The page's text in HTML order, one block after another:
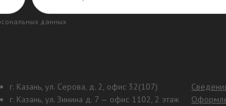
данных
г. Казань, ул. Серова, д. 2, офис 32(107)
г. Казань, ул. Зинина д. 7 — офис 1102, 2 этаж